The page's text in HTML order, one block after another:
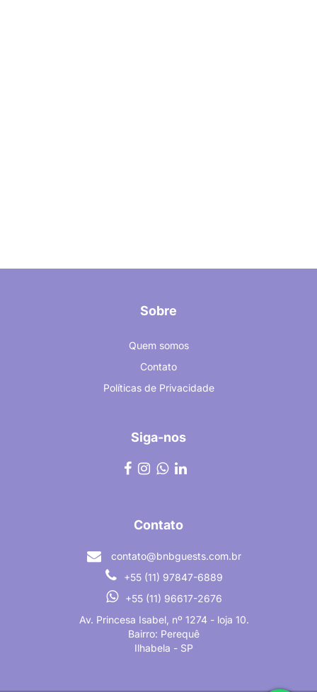
Sobre
Quem somos
Contato
Políticas de Privacidade
Siga-nos
Contato
contato@bnbguests.com.br
+55 (11) 97847-6889
+55 (11) 96617-2676
Av. Princesa Isabel, nº 1274 - loja 10.
Bairro: Perequê
Ilhabela - SP